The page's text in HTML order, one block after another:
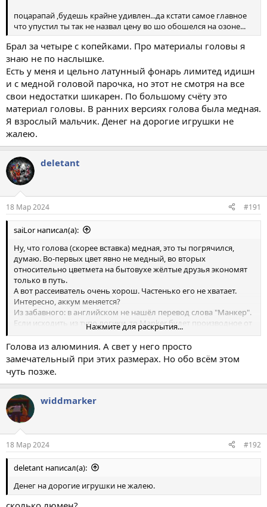
поцарапай ,будешь крайне удивлен...да кстати самое главное
что упустил ты так не назвал цену во шо обошелся на озоне...
Брал за четыре с копейками. Про материалы головы я
знаю не по наслышке.
Есть у меня и цельно латунный фонарь лимитед идишн
и с медной головой парочка, но этот не смотря на все
свои недостатки шикарен. По большому счёту это
материал головы. В ранних версиях голова была медная.
Я взрослый мальчик. Денег на дорогие игрушки не
жалею.
deletant
18 Мар 2024 #191
saiLor написал(а):
Ну, что голова (скорее вставка) медная, это ты погрячился,
думаю. Во-первых цвет явно не медный, во вторых
относительно цветмета на бытовухе жёлтые друзья экономят
только в путь.
А вот рассеиватель очень хорош. Частенько его не хватает.
Интересно, аккум меняется?
Из забавного: в английском не нашёл перевод слова "Манкер".
Если исходить из тупо логики, то Manker будет производное от
manky (мужественный). Значит "Мужыг!" Или производитель
мужественных. Короче - СамЭц!
Нажмите для раскрытия...
Голова из алюминия. А свет у него просто
замечательный при этих размерах. Но обо всём этом
чуть позже.
widdmarker
18 Мар 2024 #192
deletant написал(а):
Денег на дорогие игрушки не жалею.